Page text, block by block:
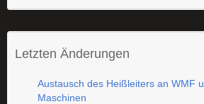
Letzten Änderungen
Austausch des Heißleiters an WMF
Maschinen